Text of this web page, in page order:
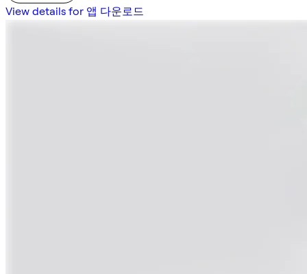
View details for 앱 다운로드